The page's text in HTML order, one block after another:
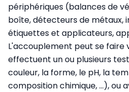
périphériques (balances de
boîte, détecteurs de métaux,
étiquettes et applicateurs,
L'accouplement peut se faire
effectuent un ou plusieurs
couleur, la forme, le pH, la
composition chimique, …), ou